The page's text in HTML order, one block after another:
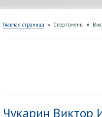
Главная страница » Спортсмены »
Чукарин Виктор